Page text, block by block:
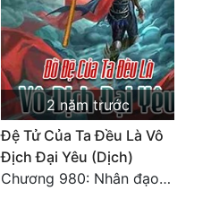
2 năm trước
Đệ Tử Của Ta Đều Là Vô
Địch Đại Yêu (Dịch)
Chương 980: Nhân đạo thành Thánh (4). HẾT.